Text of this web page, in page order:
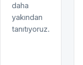
daha
yakından
tanıtıyoruz.